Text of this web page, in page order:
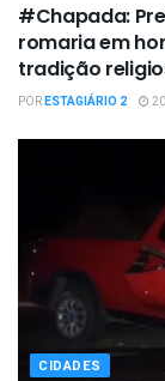
#Chapada:
romaria em
tradição
PORESTAGIÁRIO 2
CIDADES